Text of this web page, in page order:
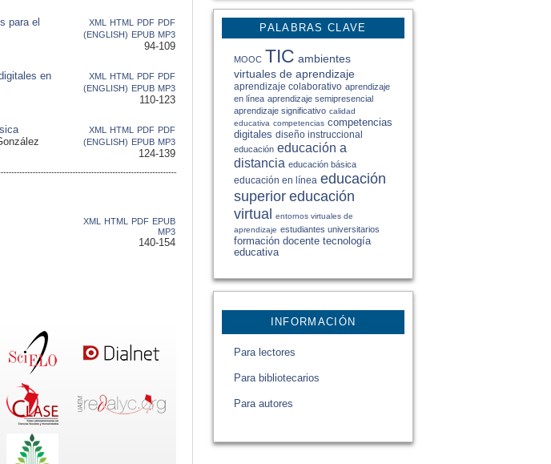
PALABRAS CLAVE
MOOC TIC ambientes
virtuales de aprendizaje
aprendizaje colaborativo aprendizaje
en línea aprendizaje semipresencial
aprendizaje significativo calidad
educativa competencias competencias
digitales diseño instruccional
educación educación a
distancia educación básica
educación en línea educación
superior educación
virtual entornos virtuales de
aprendizaje estudiantes universitarios
formación docente tecnología
educativa
INFORMACIÓN
Para lectores
Para bibliotecarios
Para autores
para el
XML HTML PDF PDF
(ENGLISH) EPUB MP3
94-109
en
XML HTML PDF PDF
(ENGLISH) EPUB MP3
110-123
XML HTML PDF PDF
(ENGLISH) EPUB MP3
124-139
XML HTML PDF EPUB
MP3
140-154